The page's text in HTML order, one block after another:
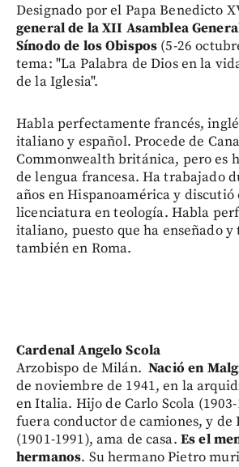
Designado por el Papa Benedicto
general de la XII Asamblea
Sínodo de los Obispos (5-26
tema: "La Palabra de Dios en la
de la Iglesia".
Habla perfectamente francés,
italiano y español. Procede de
Commonwealth británica, pero es
de lengua francesa. Ha trabajado
años en Hispanoamérica y discutió
licenciatura en teología. Habla
italiano, puesto que ha enseñado
también en Roma.
Cardenal Angelo Scola
Arzobispo de Milán.Nació en
de noviembre de 1941, en la
en Italia. Hijo de Carlo Scola
fuera conductor de camiones, y de
(1901-1991), ama de casa. Es el
hermanos. Su hermano Pietro